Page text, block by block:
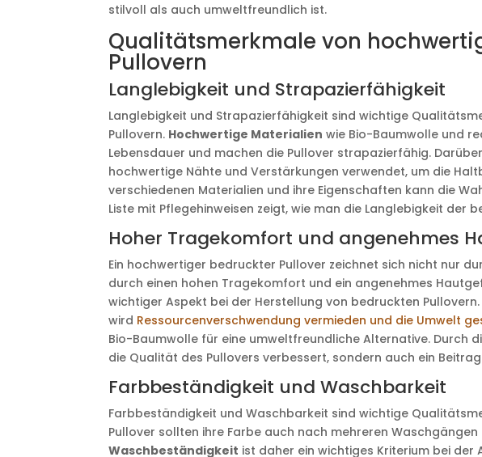
stilvoll als auch umweltfreundlich ist.
Qualitätsmerkmale von
Pullovern
Langlebigkeit und Strapazierfähigkeit
Langlebigkeit und Strapazierfähigkeit sind wichtige
Pullovern. Hochwertige Materialien wie Bio-Baumwolle und
Lebensdauer und machen die Pullover strapazierfähig.
hochwertige Nähte und Verstärkungen verwendet, um die
verschiedenen Materialien und ihre Eigenschaften kann die
Liste mit Pflegehinweisen zeigt, wie man die Langlebigkeit der
Hoher Tragekomfort und angenehmes
Ein hochwertiger bedruckter Pullover zeichnet sich nicht nur
durch einen hohen Tragekomfort und ein angenehmes
wichtiger Aspekt bei der Herstellung von bedruckten
wird Ressourcenverschwendung vermieden und die Umwelt
Bio-Baumwolle für eine umweltfreundliche Alternative. Durch
die Qualität des Pullovers verbessert, sondern auch ein
Farbbeständigkeit und Waschbarkeit
Farbbeständigkeit und Waschbarkeit sind wichtige
Pullover sollten ihre Farbe auch nach mehreren
Waschbeständigkeit ist daher ein wichtiges Kriterium bei der